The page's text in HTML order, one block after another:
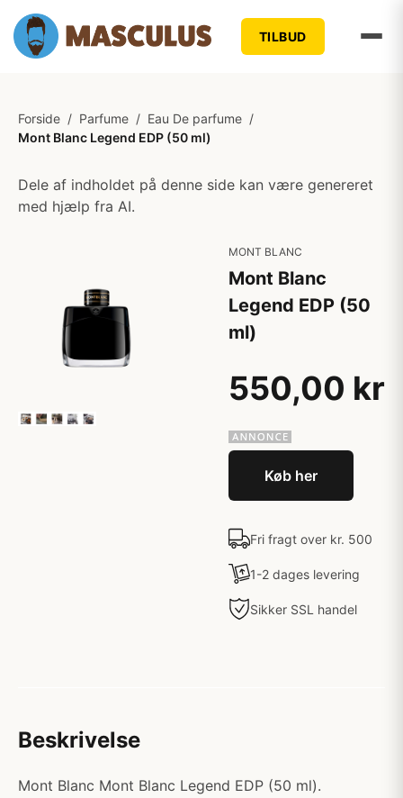
TILBUD
Forside / Parfume / Eau De parfume /
Mont Blanc Legend EDP (50 ml)
Dele af indholdet på denne side kan være genereret
med hjælp fra AI.
MONT BLANC
Mont Blanc
Legend EDP (50
ml)
550,00 kr
Køb her
Fri fragt over kr. 500
1-2 dages levering
Sikker SSL handel
Beskrivelse
Mont Blanc Mont Blanc Legend EDP (50 ml).